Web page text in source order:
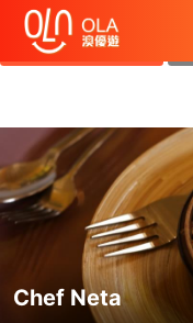
领取每日优惠券
查看`我的优惠记录`
Chef Neta